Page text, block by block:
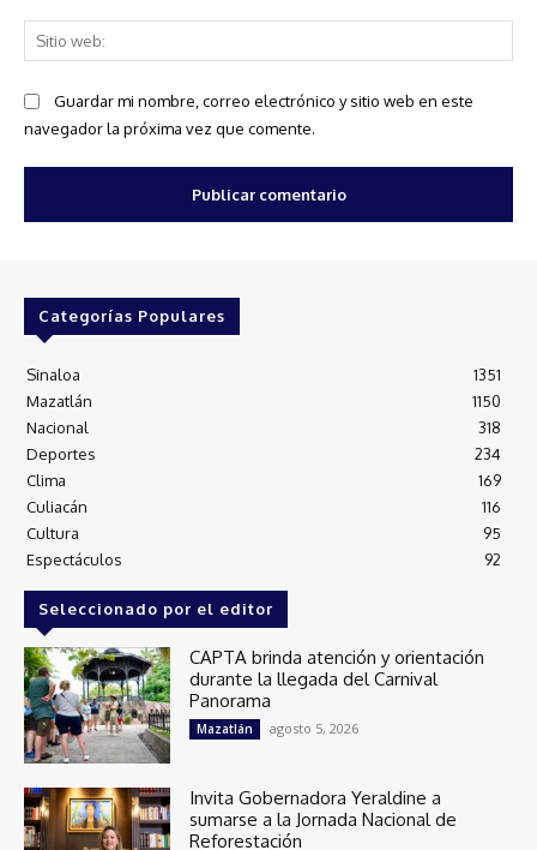
Guardar mi nombre, correo electrónico y sitio web en este
navegador la próxima vez que comente.
Categorías Populares
Sinaloa
1351
Mazatlán
1150
Nacional
318
Deportes
234
Clima
169
Culiacán
116
Cultura
95
Espectáculos
92
Seleccionado por el editor
CAPTA brinda atención y orientación
durante la llegada del Carnival
Panorama
Mazatlán agosto 5, 2026
Invita Gobernadora Yeraldine a
sumarse a la Jornada Nacional de
Reforestación